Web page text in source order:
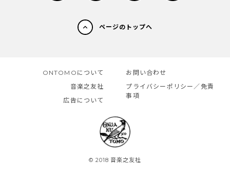
ページのトップへ
ONTOMOについて
音楽之友社
広告について
お問い合わせ
プライバシーポリシー／免責
事項
© 2018 音楽之友社